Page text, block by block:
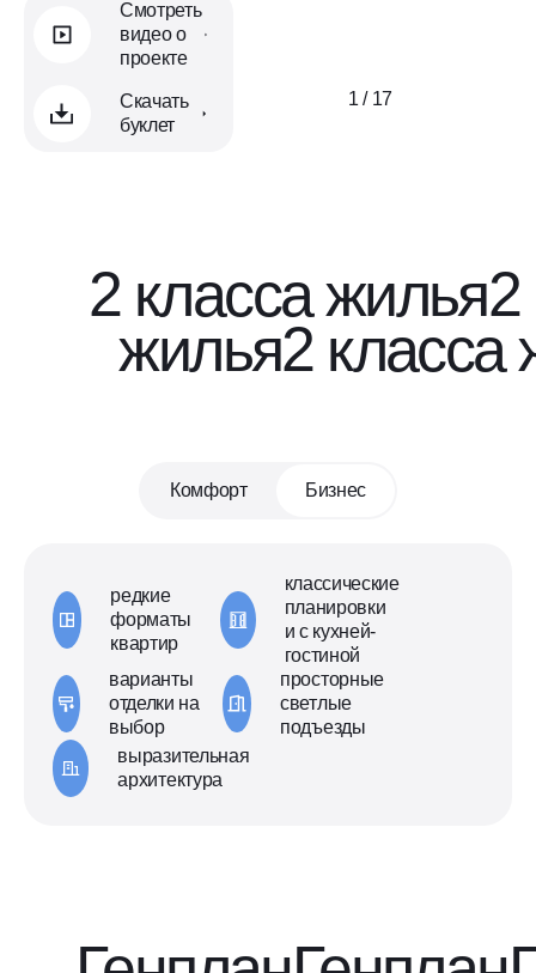
Смотреть
видео о
проекте
Скачать
буклет
1 / 17
2 класса жилья2
жилья2 класса
Комфорт Бизнес
редкие
форматы
квартир
классические
планировки
и с кухней-
гостиной
варианты
отделки на
выбор
просторные
светлые
подъезды
выразительная
архитектура